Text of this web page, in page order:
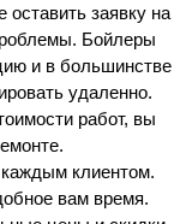
заявку на
Бойлеры
и в большинстве
удаленно.
работ, вы
клиентом.
вам время.